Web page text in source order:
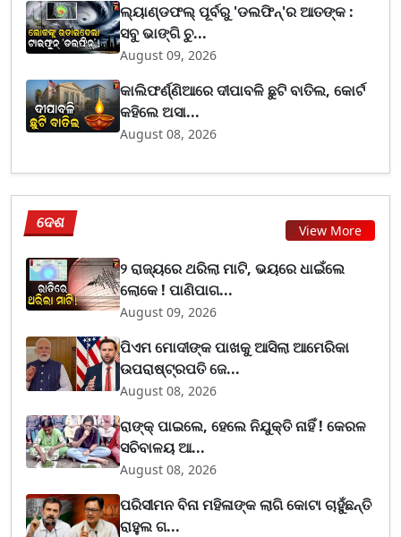
ଲ୍ୟାଣ୍ଡଫଲ୍ ପୂର୍ବରୁ 'ଡଲଫିନ୍'ର ଆତଙ୍କ :
ସବୁ ଭାଙ୍ଗି ଚୁ...
August 09, 2026
କାଲିଫର୍ଣ୍ଣିଆରେ ଦୀପାବଳି ଛୁଟି ବାତିଲ, କୋର୍ଟ
କହିଲେ ଅସା...
August 08, 2026
ଦେଶ View More
୨ ରାଜ୍ୟରେ ଥରିଲା ମାଟି, ଭୟରେ ଧାଇଁଲେ
ଲୋକେ ! ପାଣିପାଗ...
August 09, 2026
ପିଏମ ମୋଦୀଙ୍କ ପାଖକୁ ଆସିଲା ଆମେରିକା
ଉପରାଷ୍ଟ୍ରପତି ଜେ...
August 08, 2026
ରାଙ୍କ୍ ପାଇଲେ, ହେଲେ ନିଯୁକ୍ତି ନାହିଁ ! କେରଳ
ସଚିବାଳୟ ଆ...
August 08, 2026
ପରିସୀମନ ବିନା ମହିଳାଙ୍କ ଲାଗି କୋଟା ଚାହୁଁଛନ୍ତି
ରାହୁଲ ଗ...